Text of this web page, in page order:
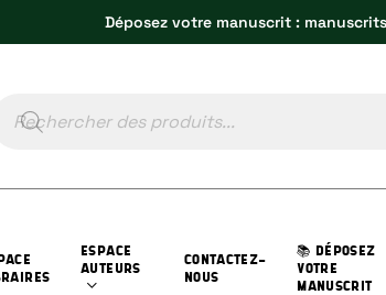
Déposez votre manuscrit :
ESPACE
AUTEURS
CONTACTEZ-
NOUS
📚 DÉPOSEZ
VOTRE
MANUSCRIT